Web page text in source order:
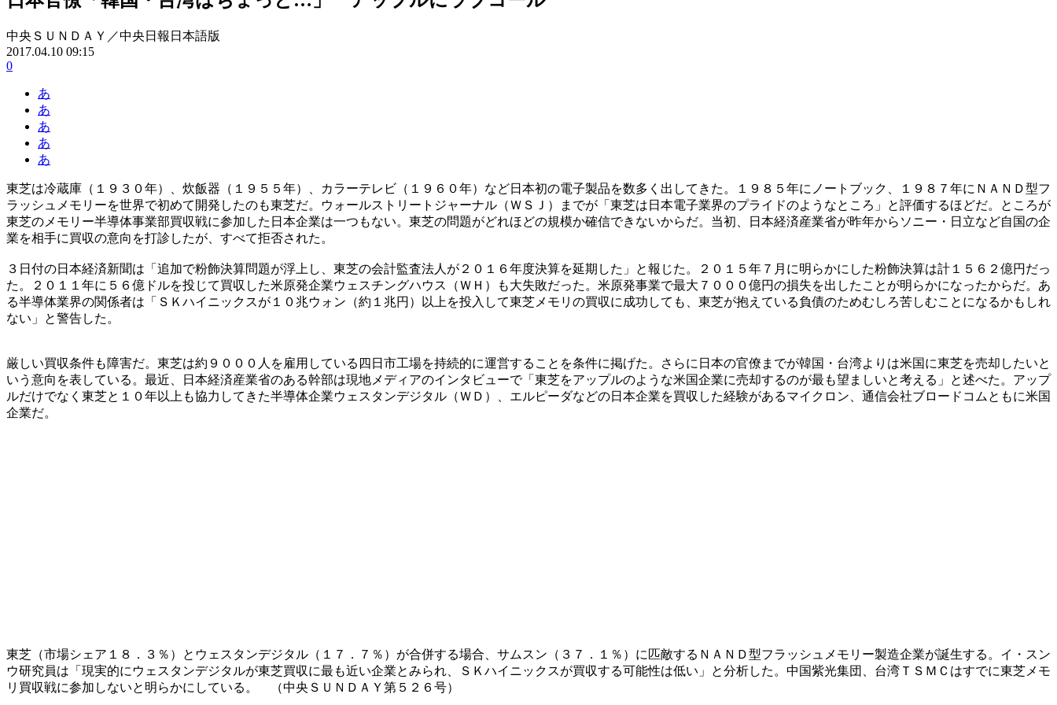
中央ＳＵＮＤＡＹ／中央日報日本語版
2017.04.10 09:15
0
あ
あ
あ
あ
あ
東芝は冷蔵庫（１９３０年）、炊飯器（１９５５年）、カラーテレビ（１９６０年）など日本初の電子製品を数多く出してきた。１９８５年にノートブック、１９８７年にＮＡＮＤ型フ
ラッシュメモリーを世界で初めて開発したのも東芝だ。ウォールストリートジャーナル（ＷＳＪ）までが「東芝は日本電子業界のプライドのようなところ」と評価するほどだ。ところが
東芝のメモリー半導体事業部買収戦に参加した日本企業は一つもない。東芝の問題がどれほどの規模か確信できないからだ。当初、日本経済産業省が昨年からソニー・日立など自国の企
業を相手に買収の意向を打診したが、すべて拒否された。
３日付の日本経済新聞は「追加で粉飾決算問題が浮上し、東芝の会計監査法人が２０１６年度決算を延期した」と報じた。２０１５年７月に明らかにした粉飾決算は計１５６２億円だっ
た。２０１１年に５６億ドルを投じて買収した米原発企業ウェスチングハウス（ＷＨ）も大失敗だった。米原発事業で最大７０００億円の損失を出したことが明らかになったからだ。あ
る半導体業界の関係者は「ＳＫハイニックスが１０兆ウォン（約１兆円）以上を投入して東芝メモリの買収に成功しても、東芝が抱えている負債のためむしろ苦しむことになるかもしれ
ない」と警告した。
厳しい買収条件も障害だ。東芝は約９０００人を雇用している四日市工場を持続的に運営することを条件に掲げた。さらに日本の官僚までが韓国・台湾よりは米国に東芝を売却したいと
いう意向を表している。最近、日本経済産業省のある幹部は現地メディアのインタビューで「東芝をアップルのような米国企業に売却するのが最も望ましいと考える」と述べた。アップ
ルだけでなく東芝と１０年以上も協力してきた半導体企業ウェスタンデジタル（ＷＤ）、エルピーダなどの日本企業を買収した経験があるマイクロン、通信会社ブロードコムともに米国
企業だ。
東芝（市場シェア１８．３％）とウェスタンデジタル（１７．７％）が合併する場合、サムスン（３７．１％）に匹敵するＮＡＮＤ型フラッシュメモリー製造企業が誕生する。イ・スン
ウ研究員は「現実的にウェスタンデジタルが東芝買収に最も近い企業とみられ、ＳＫハイニックスが買収する可能性は低い」と分析した。中国紫光集団、台湾ＴＳＭＣはすでに東芝メモ
リ買収戦に参加しないと明らかにしている。 （中央ＳＵＮＤＡＹ第５２６号）